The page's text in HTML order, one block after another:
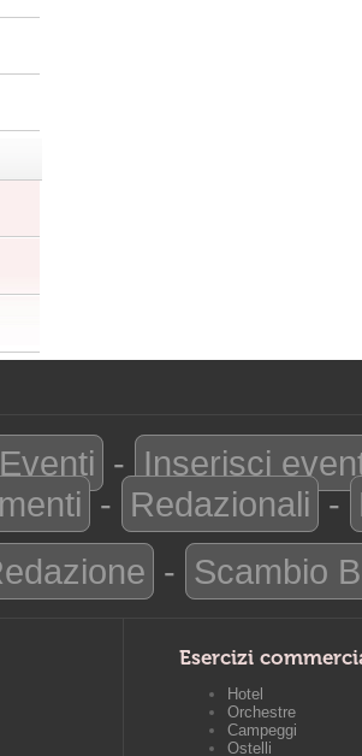
Eventi - Inserisci
- Redazionali -
- Scambio
Esercizi
Hotel
Orchestre
Campeggi
Ostelli